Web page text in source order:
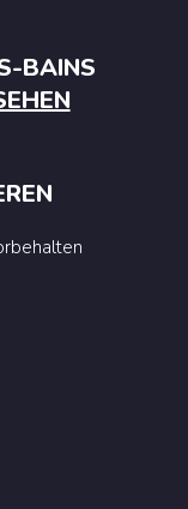
BAINS